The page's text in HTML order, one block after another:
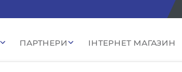
ПАРТНЕРИ ІНТЕРНЕТ МАГАЗИН